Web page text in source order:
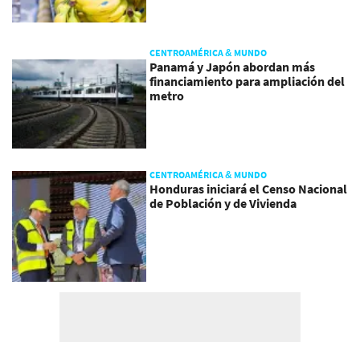
CENTROAMÉRICA & MUNDO
Panamá y Japón abordan más
financiamiento para ampliación del
metro
CENTROAMÉRICA & MUNDO
Honduras iniciará el Censo Nacional
de Población y de Vivienda